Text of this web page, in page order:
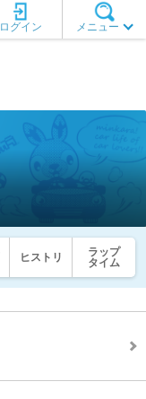
メニュー
ログイン
ヒストリ
ラップ
タイム